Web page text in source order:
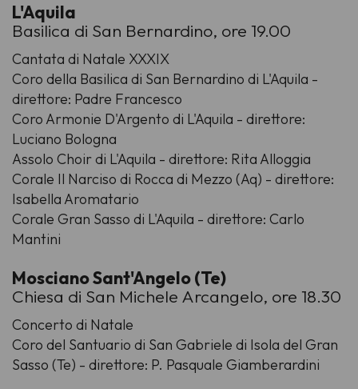
L'Aquila
Basilica di San Bernardino, ore 19.00
Cantata di Natale XXXIX
Coro della Basilica di San Bernardino di L'Aquila -
direttore: Padre Francesco
Coro Armonie D'Argento di L'Aquila - direttore:
Luciano Bologna
Assolo Choir di L'Aquila - direttore: Rita Alloggia
Corale Il Narciso di Rocca di Mezzo (Aq) - direttore:
Isabella Aromatario
Corale Gran Sasso di L'Aquila - direttore: Carlo
Mantini
Mosciano Sant'Angelo (Te)
Chiesa di San Michele Arcangelo, ore 18.30
Concerto di Natale
Coro del Santuario di San Gabriele di Isola del Gran
Sasso (Te) - direttore: P. Pasquale Giamberardini